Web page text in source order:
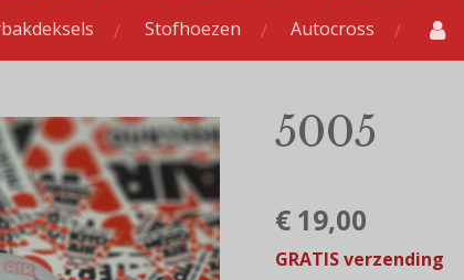
Stofhoezen Autocross
5005
€ 19,00
GRATIS verzending